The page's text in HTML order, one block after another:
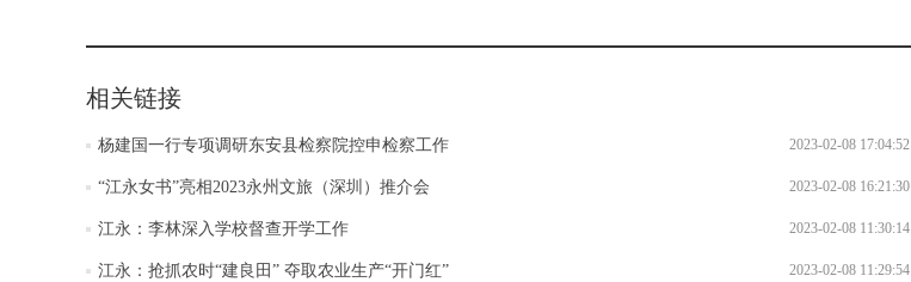
相关链接
杨建国一行专项调研东安县检察院控申检察工作 2023-02-08 17:04:52
“江永女书”亮相2023永州文旅（深圳）推介会 2023-02-08 16:21:30
江永：李林深入学校督查开学工作 2023-02-08 11:30:14
江永：抢抓农时“建良田” 夺取农业生产“开门红” 2023-02-08 11:29:54